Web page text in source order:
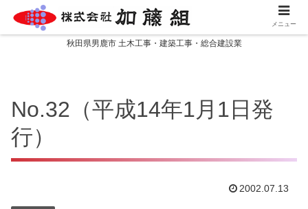
秋田県男鹿市 土木工事・建築工事・総合建設業
No.32（平成14年1月1日発
行）
2002.07.13
メニュー